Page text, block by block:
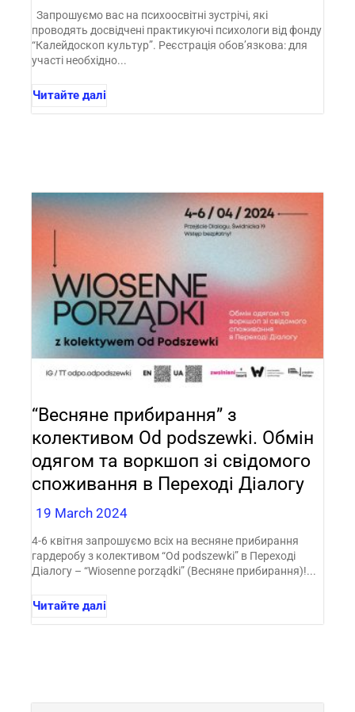
Запрошуємо вас на психоосвітні зустрічі, які
проводять досвідчені практикуючі психологи від фонду
“Калейдоскоп культур”. Реєстрація обов’язкова: для
участі необхідно...
Читайте далі
“Весняне прибирання” з
колективом Od podszewki. Обмін
одягом та воркшоп зі свідомого
споживання в Переході Діалогу
19 March 2024
4-6 квітня запрошуємо всіх на весняне прибирання
гардеробу з колективом “Od podszewki” в Переході
Діалогу – “Wiosenne porządki” (Весняне прибирання)!...
Читайте далі